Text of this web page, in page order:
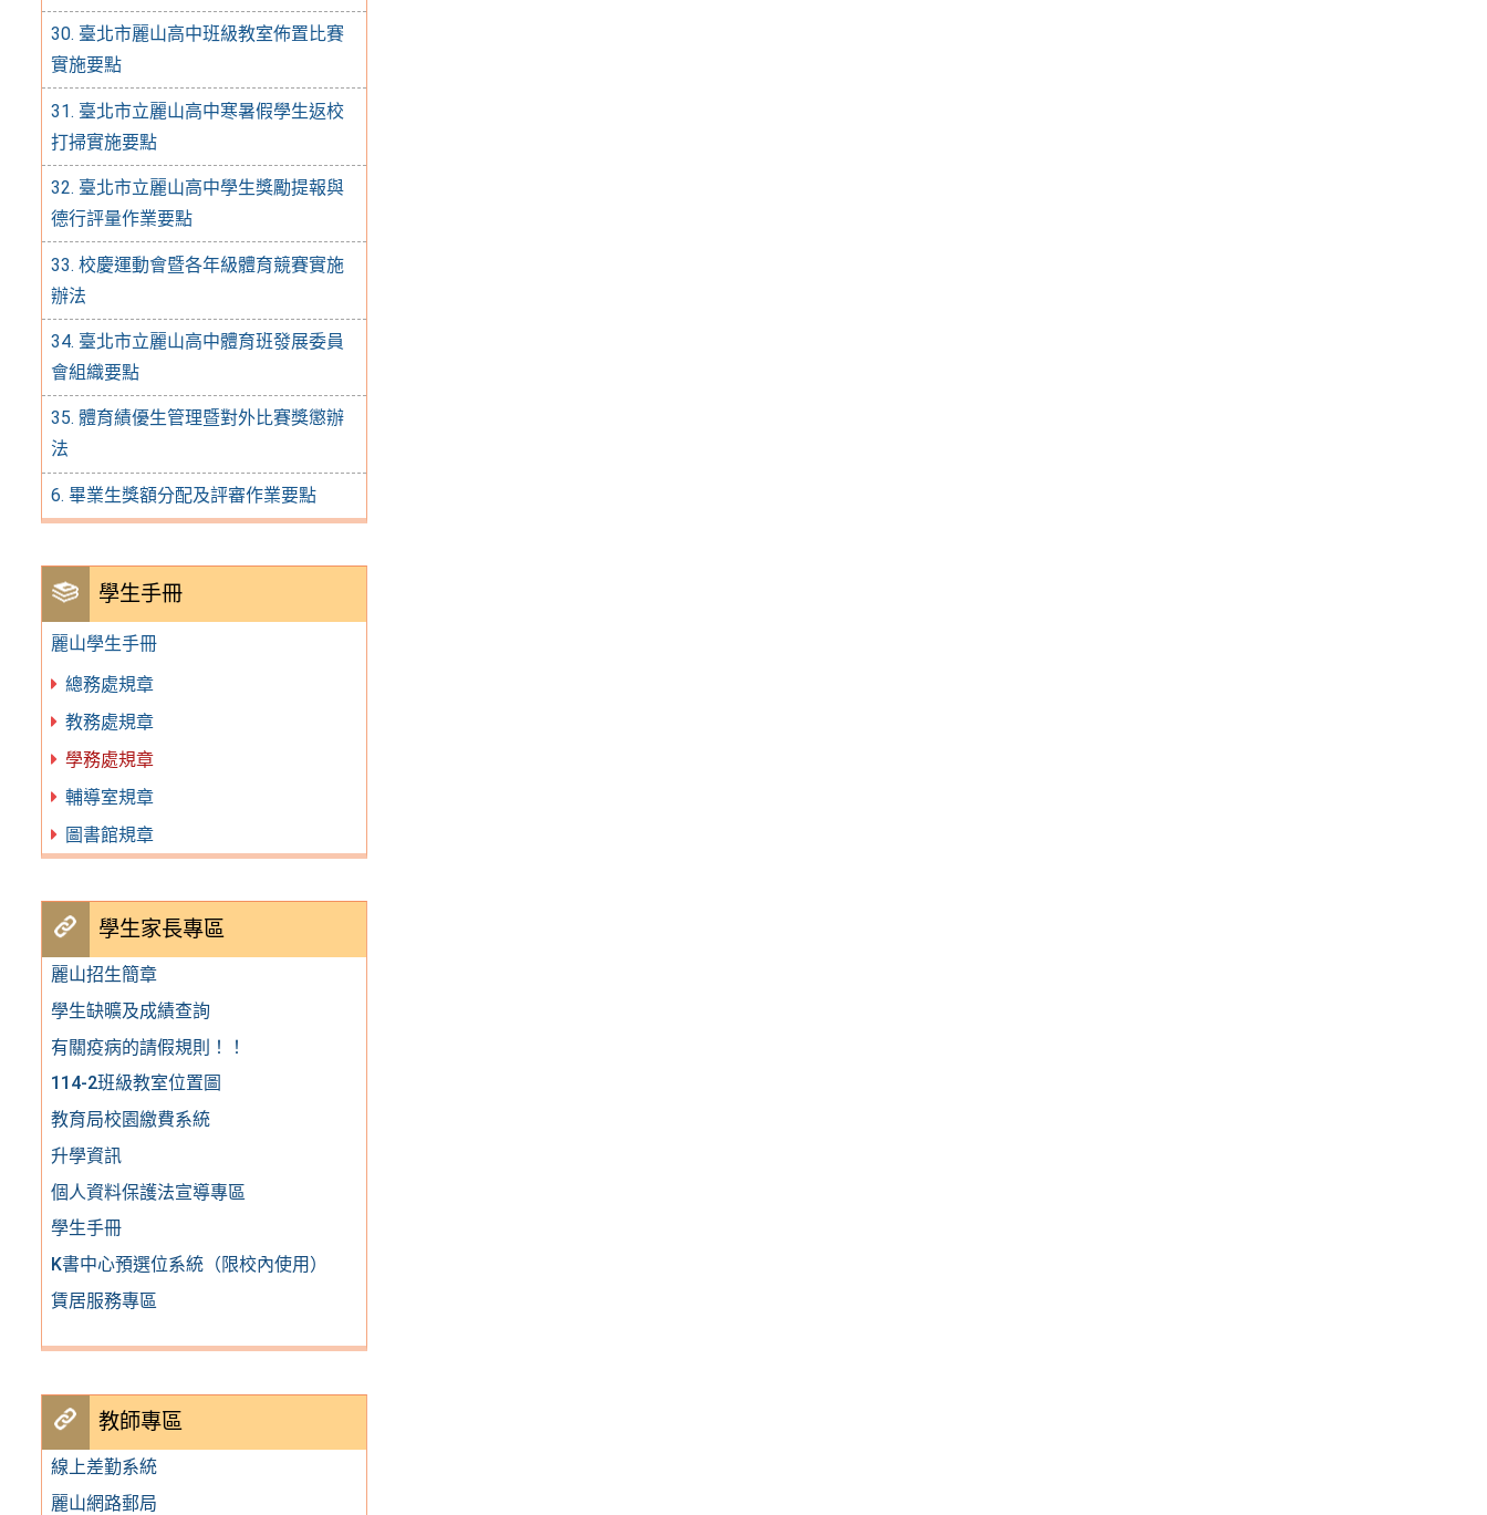
30. 臺北市麗山高中班級教室佈置比賽
實施要點
31. 臺北市立麗山高中寒暑假學生返校
打掃實施要點
32. 臺北市立麗山高中學生獎勵提報與
德行評量作業要點
33. 校慶運動會暨各年級體育競賽實施
辦法
34. 臺北市立麗山高中體育班發展委員
會組織要點
35. 體育績優生管理暨對外比賽獎懲辦
法
6. 畢業生獎額分配及評審作業要點
學生手冊
麗山學生手冊
總務處規章
教務處規章
學務處規章
輔導室規章
圖書館規章
學生家長專區
麗山招生簡章
學生缺曠及成績查詢
有關疫病的請假規則！！
114-2班級教室位置圖
教育局校園繳費系統
升學資訊
個人資料保護法宣導專區
學生手冊
K書中心預選位系統（限校內使用）
賃居服務專區
教師專區
線上差勤系統
麗山網路郵局